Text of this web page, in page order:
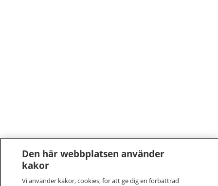
Den här webbplatsen använder
kakor
Vi använder kakor, cookies, för att ge dig en förbättrad